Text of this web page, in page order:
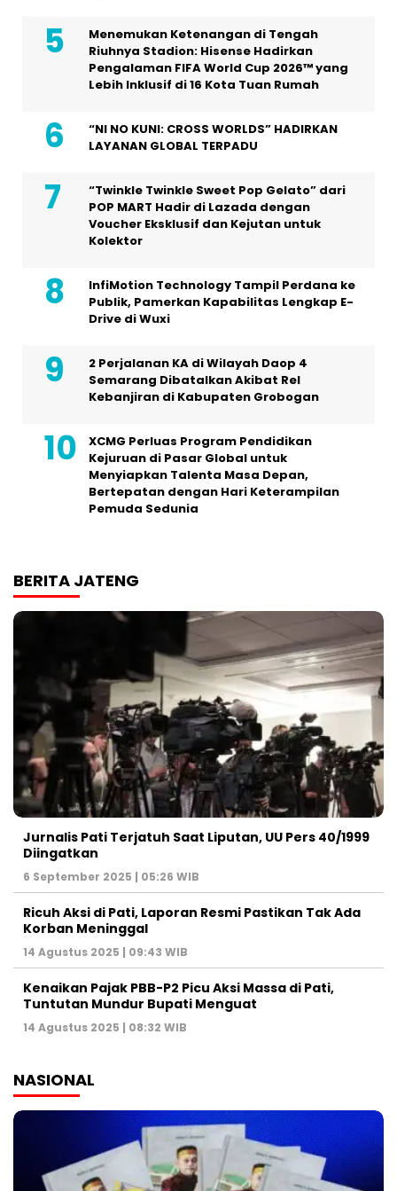
Menemukan Ketenangan di Tengah
Riuhnya Stadion: Hisense Hadirkan
Pengalaman FIFA World Cup 2026™ yang
Lebih Inklusif di 16 Kota Tuan Rumah
“NI NO KUNI: CROSS WORLDS” HADIRKAN
LAYANAN GLOBAL TERPADU
“Twinkle Twinkle Sweet Pop Gelato” dari
POP MART Hadir di Lazada dengan
Voucher Eksklusif dan Kejutan untuk
Kolektor
InfiMotion Technology Tampil Perdana ke
Publik, Pamerkan Kapabilitas Lengkap E-
Drive di Wuxi
2 Perjalanan KA di Wilayah Daop 4
Semarang Dibatalkan Akibat Rel
Kebanjiran di Kabupaten Grobogan
XCMG Perluas Program Pendidikan
Kejuruan di Pasar Global untuk
Menyiapkan Talenta Masa Depan,
Bertepatan dengan Hari Keterampilan
Pemuda Sedunia
BERITA JATENG
Jurnalis Pati Terjatuh Saat Liputan, UU Pers 40/1999
Diingatkan
6 September 2025 | 05:26 WIB
Ricuh Aksi di Pati, Laporan Resmi Pastikan Tak Ada
Korban Meninggal
14 Agustus 2025 | 09:43 WIB
Kenaikan Pajak PBB-P2 Picu Aksi Massa di Pati,
Tuntutan Mundur Bupati Menguat
14 Agustus 2025 | 08:32 WIB
NASIONAL